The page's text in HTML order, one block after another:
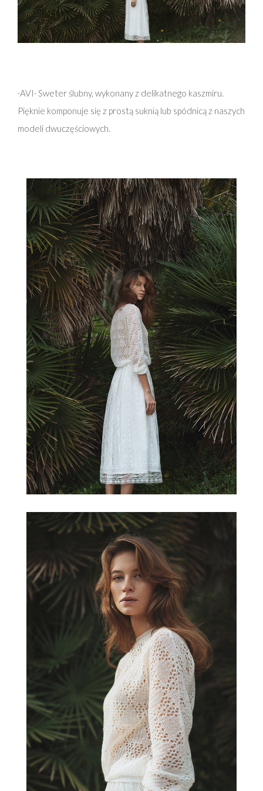
·AVI· Sweter ślubny, wykonany z delikatnego kaszmiru.
Pięknie komponuje się z prostą suknią lub spódnicą z naszych
modeli dwuczęściowych.